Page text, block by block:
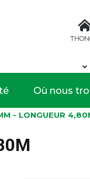
Où nous
- LONGUEUR